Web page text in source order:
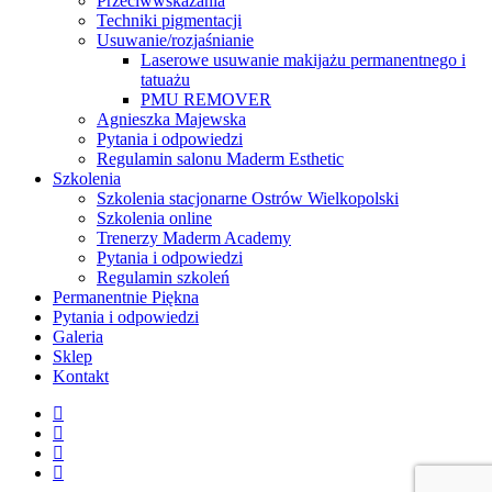
Techniki pigmentacji
Usuwanie/rozjaśnianie
Laserowe usuwanie makijażu permanentnego i
tatuażu
PMU REMOVER
Agnieszka Majewska
Pytania i odpowiedzi
Regulamin salonu Maderm Esthetic
Szkolenia
Szkolenia stacjonarne Ostrów Wielkopolski
Szkolenia online
Trenerzy Maderm Academy
Pytania i odpowiedzi
Regulamin szkoleń
Permanentnie Piękna
Pytania i odpowiedzi
Galeria
Sklep
Kontakt
twitter
facebook
youtube
instagram